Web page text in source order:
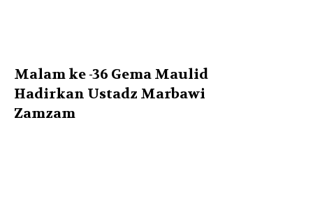
Malam ke -36 Gema Maulid
Hadirkan Ustadz Marbawi
Zamzam